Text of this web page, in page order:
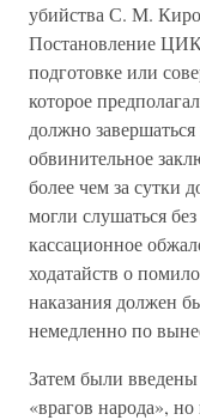
убийства С. М.
Постановление
подготовке или
которое
должно
обвинительное
более чем за сутки
могли слушаться
кассационное
ходатайств о
наказания должен
немедленно по
Затем были
«врагов народа»,